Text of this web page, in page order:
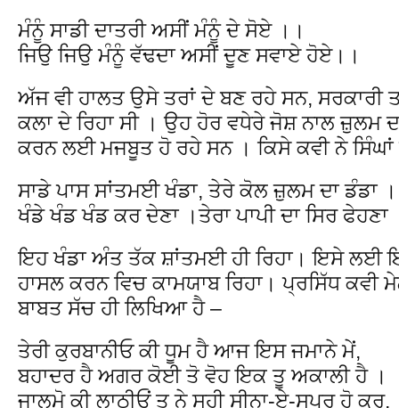
ਮੰਨੂੰ ਸਾਡੀ ਦਾਤਰੀ ਅਸੀਂ ਮੰਨੂੰ ਦੇ ਸੋਏ ।।
ਜਿਉ ਜਿਉ ਮੰਨੂੰ ਵੱਢਦਾ ਅਸੀਂ ਦੂਣ ਸਵਾਏ ਹੋਏ।।
ਅੱਜ ਵੀ ਹਾਲਤ ਉਸੇ ਤਰਾਂ ਦੇ ਬਣ ਰਹੇ ਸਨ, ਸਰਕਾਰੀ
ਕਲਾ ਦੇ ਰਿਹਾ ਸੀ । ਉਹ ਹੋਰ ਵਧੇਰੇ ਜੋਸ਼ ਨਾਲ ਜ਼ੁਲਮ
ਕਰਨ ਲਈ ਮਜਬੂਤ ਹੋ ਰਹੇ ਸਨ । ਕਿਸੇ ਕਵੀ ਨੇ ਸਿੰਘਾਂ
ਸਾਡੇ ਪਾਸ ਸਾਂਤਮਈ ਖੰਡਾ, ਤੇਰੇ ਕੋਲ ਜ਼ੁਲਮ ਦਾ ਡੰਡਾ ।
ਖੰਡੇ ਖੰਡ ਖੰਡ ਕਰ ਦੇਣਾ ।ਤੇਰਾ ਪਾਪੀ ਦਾ ਸਿਰ ਫੇਹਣਾ
ਇਹ ਖੰਡਾ ਅੰਤ ਤੱਕ ਸ਼ਾਂਤਮਈ ਹੀ ਰਿਹਾ। ਇਸੇ ਲਈ
ਹਾਸਲ ਕਰਨ ਵਿਚ ਕਾਮਯਾਬ ਰਿਹਾ। ਪ੍ਰਸਿੱਧ ਕਵੀ
ਬਾਬਤ ਸੱਚ ਹੀ ਲਿਖਿਆ ਹੈ –
ਤੇਰੀ ਕੁਰਬਾਨੀਓ ਕੀ ਧੂਮ ਹੈ ਆਜ ਇਸ ਜਮਾਨੇ ਮੇਂ,
ਬਹਾਦਰ ਹੈ ਅਗਰ ਕੋਈ ਤੋ ਵੋਹ ਇਕ ਤੂ ਅਕਾਲੀ ਹੈ ।
ਜਾਲਮੋ ਕੀ ਲਾਠੀਓਂ ਤੂ ਨੇ ਸਹੀ ਸੀਨਾ-ਏ-ਸਪਰ ਹੋ ਕਰ,